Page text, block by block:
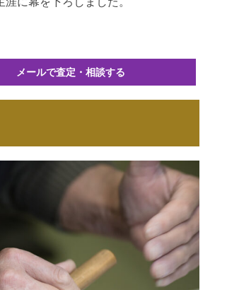
メールで査定・相談する